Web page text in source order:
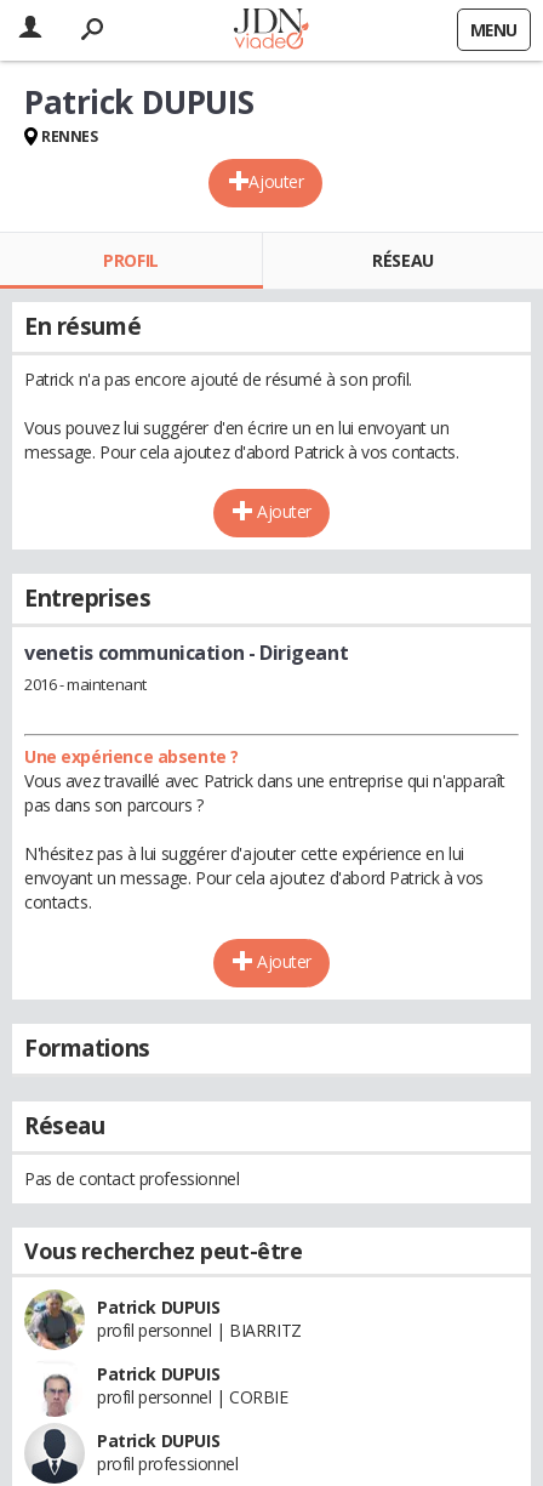
MENU
Ajouter
Patrick DUPUIS
RENNES
PROFIL RÉSEAU
En résumé
Patrick n'a pas encore ajouté de résumé à son profil.
Vous pouvez lui suggérer d'en écrire un en lui envoyant un
message. Pour cela ajoutez d'abord Patrick à vos contacts.
Ajouter
Entreprises
venetis communication - Dirigeant
2016 - maintenant
Une expérience absente ?
Vous avez travaillé avec Patrick dans une entreprise qui n'apparaît
pas dans son parcours ?
N'hésitez pas à lui suggérer d'ajouter cette expérience en lui
envoyant un message. Pour cela ajoutez d'abord Patrick à vos
contacts.
Ajouter
Formations
Réseau
Pas de contact professionnel
Vous recherchez peut-être
Patrick DUPUIS
profil personnel | BIARRITZ
Patrick DUPUIS
profil personnel | CORBIE
Patrick DUPUIS
profil professionnel